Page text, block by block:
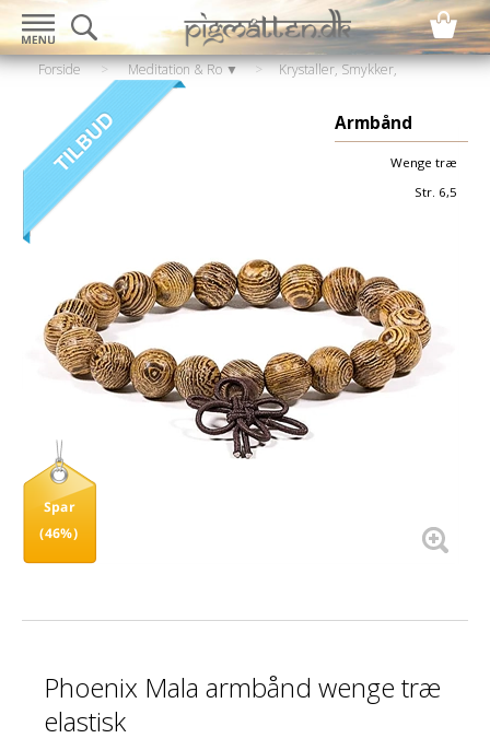
Forside > Meditation & Ro ▼ >
Krystaller, Smykker,
> Armbånd
Armbånd
Wenge træ
Str. 6,5
Spar
(46%)
Phoenix Mala armbånd wenge træ
elastisk